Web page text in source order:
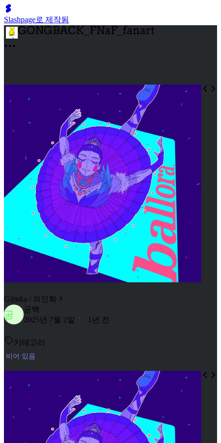
Slashpage로 제작됨
Gijinka / 의인화
공
공백
2025년 7월 2일
1년 전
카테고리
비어 있음